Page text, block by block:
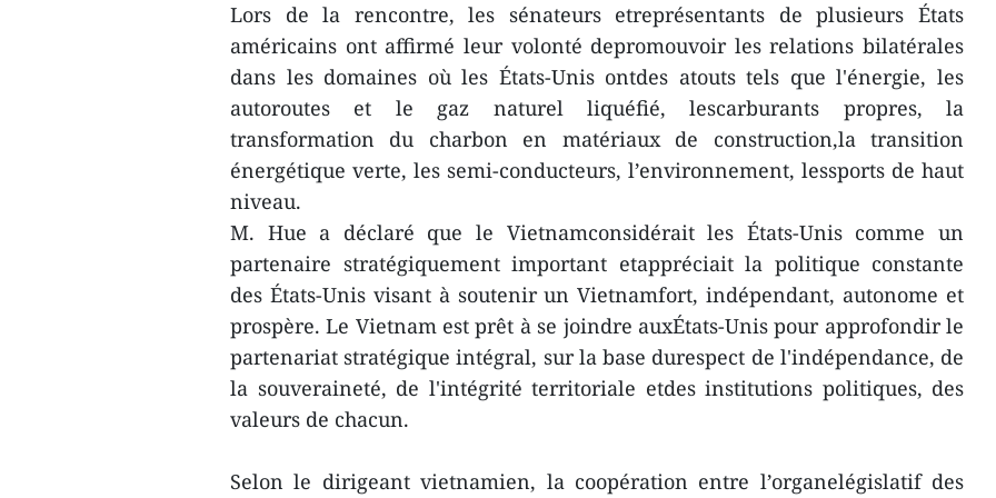
Lors de la rencontre, les sénateurs etreprésentants de plusieurs États
américains ont affirmé leur volonté depromouvoir les relations bilatérales
dans les domaines où les États-Unis ontdes atouts tels que l'énergie, les
autoroutes et le gaz naturel liquéfié, lescarburants propres, la
transformation du charbon en matériaux de construction,la transition
énergétique verte, les semi-conducteurs, l’environnement, lessports de haut
niveau.
M. Hue a déclaré que le Vietnamconsidérait les États-Unis comme un
partenaire stratégiquement important etappréciait la politique constante
des États-Unis visant à soutenir un Vietnamfort, indépendant, autonome et
prospère. Le Vietnam est prêt à se joindre auxÉtats-Unis pour approfondir le
partenariat stratégique intégral, sur la base durespect de l'indépendance, de
la souveraineté, de l'intégrité territoriale etdes institutions politiques, des
valeurs de chacun.
Selon le dirigeant vietnamien, la coopération entre l’organelégislatif des